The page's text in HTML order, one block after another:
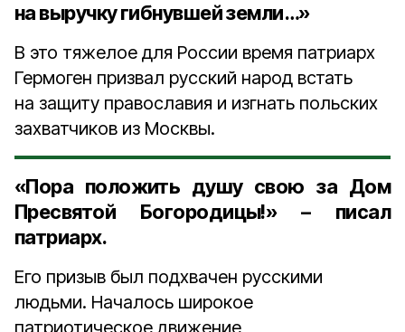
на выручку гибнувшей земли…»
В это тяжелое для России время патриарх
Гермоген призвал русский народ встать
на защиту православия и изгнать польских
захватчиков из Москвы.
«Пора положить душу свою за Дом
Пресвятой Богородицы!» – писал
патриарх.
Его призыв был подхвачен русскими
людьми. Началось широкое
патриотическое движение